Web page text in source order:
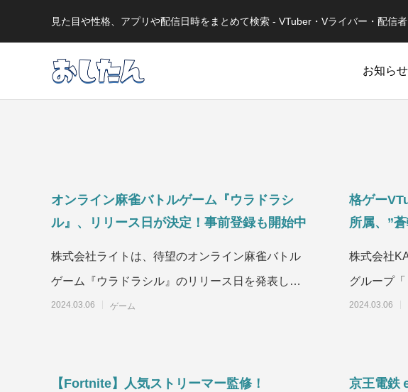
見た目や性格、アプリや配信日時をまとめて検索 - VTuber・Vライバー・配信
お知らせ
オンライン麻雀バトルゲーム『ウラドラシ
ル』、リリース日が決定！事前登録も開始中
株式会社ライトは、待望のオンライン麻雀バトル
ゲーム『ウラドラシル』のリリース日を発表しま
した。さらに、App StoreとSteamでは事
2024.03.06 ゲーム
格ゲー
所属、”
株式会社
グループ
輪ちなみ"
2024.03.06
【Fortnite】人気ストリーマー監修！
京王電鉄